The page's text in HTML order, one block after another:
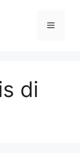
Menu
di